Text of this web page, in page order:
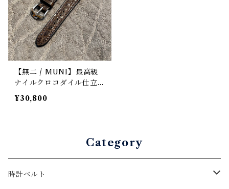
ッチバネ棒 クイックリリ
ース装備 カスタムも可
オメガやタグホイヤーにも
【無二 / MUNI】最高級
ナイルクロコダイル仕立て
時計レザーストラップ /
ブラウン・マット（ラグ幅
¥30,800
Category
時計ベルト